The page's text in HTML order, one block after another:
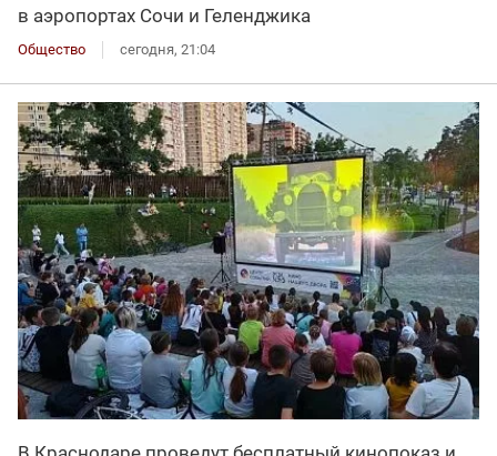
в аэропортах Сочи и Геленджика
Общество сегодня, 21:04